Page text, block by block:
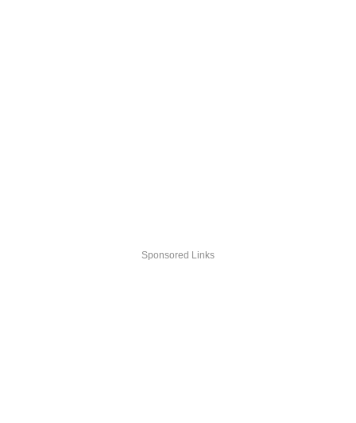
Sponsored Links